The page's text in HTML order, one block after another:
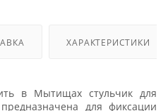
ХАРАКТЕРИСТИКИ
в Мытищах стульчик для
для фиксации